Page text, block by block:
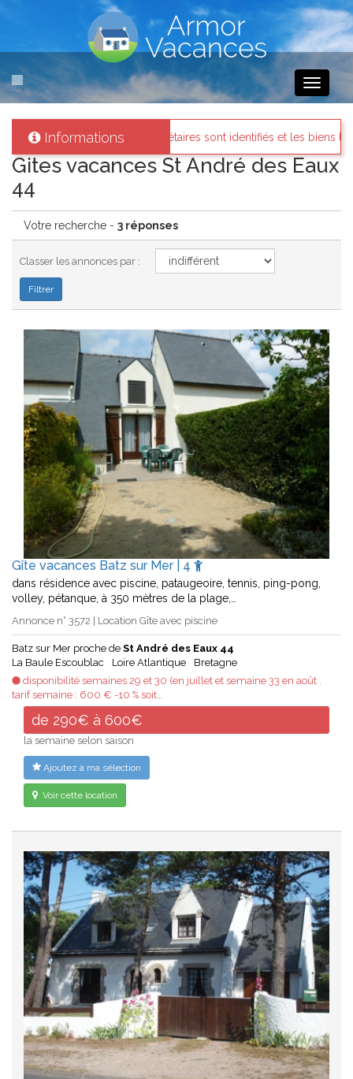
Toggle
Informations
: Tous les propriétaires sont identifiés et les biens loués existent
Gites vacances St André des Eaux
44
Votre recherche - 3 réponses
Classer les annonces par :
Gîte vacances Batz sur Mer | 4
dans résidence avec piscine, pataugeoire, tennis, ping-pong,
volley, pétanque, à 350 mètres de la plage,…
Annonce n° 3572 | Location Gîte avec piscine
Batz sur Mer proche de St André des Eaux 44
La Baule Escoublac
Loire Atlantique
Bretagne
disponibilité semaines 29 et 30 (en juillet et semaine 33 en août .
tarif semaine : 600 € -10 % soit…
de 290€ à 600€
la semaine selon saison
Ajoutez à ma sélection
Voir cette location